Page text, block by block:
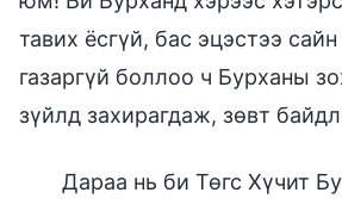
тавих ёсгүй, бас эцэстээ
газаргүй боллоо ч Бурханы
зүйлд захирагдаж, зөвт
Дараа нь би Төгс Хүчит